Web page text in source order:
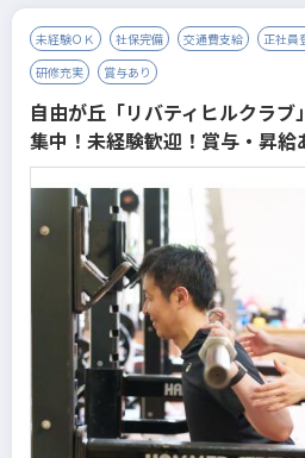
未経験ＯＫ 社保完備 交通費支給 正社員
研修充実
賞与あり
自由が丘「リバティヒルクラ
集中！未経験歓迎！賞与・昇給